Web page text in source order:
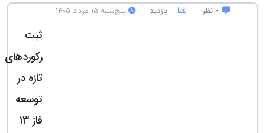
پنج‌شنبه ۱۵ مرداد ۱۴۰۵ بازدید
ثبت
رکوردهای
تازه در
توسعه
فاز ١٣